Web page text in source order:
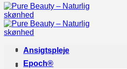
Ansigtspleje
Epoch®